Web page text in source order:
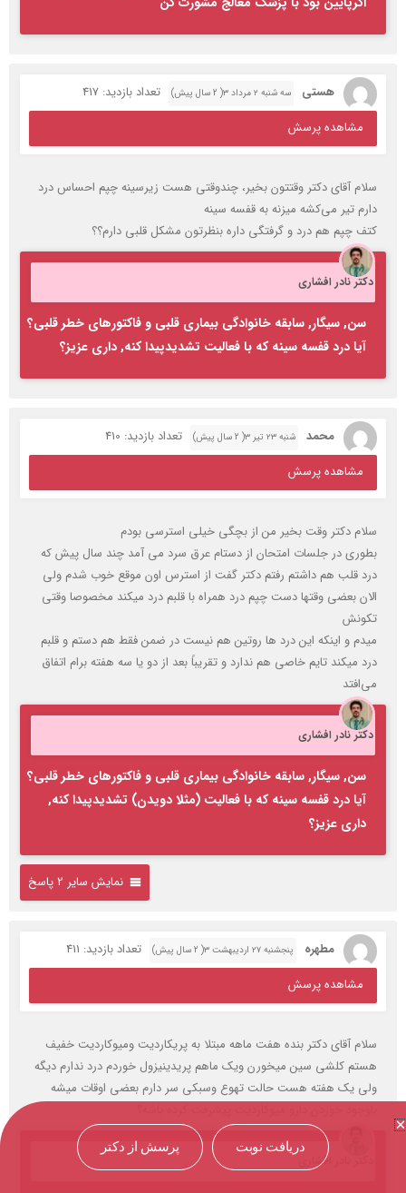
هستی سه شنبه ۲ مرداد ۳( 2 سال پیش)
تعداد بازدید: 417
مشاهده پرسش
سلام آقای دکتر وقتتون بخیر، چندوقتی هست زیرسینه چپم احساس درد
دارم تیر می‌کشه میزنه به قفسه سینه
کتف چپم هم درد و گرفتگی داره بنظرتون مشکل قلبی دارم؟؟
دکتر نادر افشاری
سن, سیگار, سابقه خانوادگی بیماری قلبی و فاکتورهای خطر قلبی؟
آیا درد قفسه سینه که با فعالیت تشدیدپیدا کنه, داری عزیز؟
محمد شنبه ۲۳ تیر ۳( 2 سال پیش)
تعداد بازدید: 410
مشاهده پرسش
سلام دکتر وقت بخیر من از بچگی خیلی استرسی بودم
بطوری در جلسات امتحان از دستام عرق سرد می آمد چند سال پیش که
درد قلب هم داشتم رفتم دکتر گفت از استرس اون موقع خوب شدم ولی
الان بعضی وقتها دست چپم درد همراه با قلبم درد میکند مخصوصا وقتی
تکونش
میدم و اینکه این درد ها روتین هم نیست در ضمن فقط هم دستم و قلبم
درد میکند تایم خاصی هم ندارد و تقریباً بعد از دو یا سه هفته برام اتفاق
می‌افتد
دکتر نادر افشاری
سن, سیگار, سابقه خانوادگی بیماری قلبی و فاکتورهای خطر قلبی؟
آیا درد قفسه سینه که با فعالیت (مثلا دویدن) تشدیدپیدا کنه,
داری عزیز؟
نمایش سایر 2 پاسخ
مطهره پنجشنبه ۲۷ اردیبهشت ۳( 2 سال پیش)
تعداد بازدید: 411
مشاهده پرسش
سلام آقای دکتر بنده هفت ماهه مبتلا به پریکاردیت ومیوکاردیت خفیف
هستم کلشی سین میخورن ویک ماهم پریدینیزول خوردم درد ندارم دیگه
ولی یک هفته هست حالت تهوع وسبکی سر دارم بعضی اوقات میشه
دکتر نادر افشاری
دریافت نوبت پرسش از دکتر